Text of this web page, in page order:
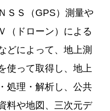
ＳＳ（GPS）測量や
（ドローン）による
どによって、地上測
使って取得し、地上
処理・解析し、公共
料や地図、三次元デ